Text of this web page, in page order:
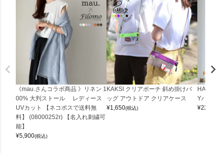
《mau.さんコラボ商品 》リネン 1
00% 大判ストール レディース
UVカット 【ネコポスで送料無
料】 (08000252r) 【名入れ刺繍可
能】
¥5,900(税込)
KAKSI クリアポーチ 斜め掛けバ
ッグ アウトドア クリアケース
¥1,650(税込)
Yバッグ
¥22,000